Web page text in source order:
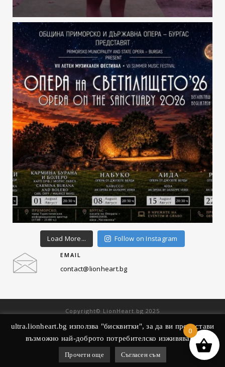
Load More... Follow on Instagram
EMAIL
contact@lionheart.bg
Copyright© LionHeart.bg 2025
Общи условия
Декларация за поверителност
ultra.lionheart.bg използва "биcквитки", за да ви пpедоcтави
възможно най-добpото потребителско изживяване.
Прочети още Съгласен съм
0